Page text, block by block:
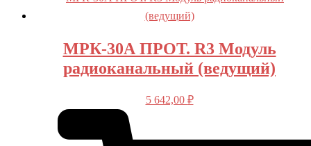
МРК-30А ПРОТ. R3 Модуль
радиоканальный (ведущий)
5 642,00 ₽